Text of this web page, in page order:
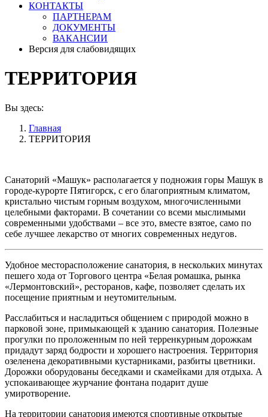
КОНТАКТЫ
ПАРТНЕРАМ
ДОКУМЕНТЫ
ВАКАНСИИ
Версия для слабовидящих
ТЕРРИТОРИЯ
Вы здесь:
Главная
ТЕРРИТОРИЯ
Санаторий «Машук» располагается у подножия горы Машук в
городе-курорте Пятигорск, с его благоприятным климатом,
кристально чистым горным воздухом, многочисленными
целебными факторами. В сочетании со всеми мыслимыми
современными удобствами – все это, вместе взятое, само по
себе лучшее лекарство от многих современных недугов.
Удобное месторасположение санатория, в нескольких минутах
пешего хода от Торгового центра «Белая ромашка, рынка
«Лермонтовский», ресторанов, кафе, позволяет сделать их
посещение приятным и неутомительным.
Расслабиться и насладиться общением с природой можно в
парковой зоне, примыкающей к зданию санатория. Полезные
прогулки по проложенным по ней терренкурным дорожкам
придадут заряд бодрости и хорошего настроения. Территория
озеленена декоративными кустарниками, разбиты цветники.
Дорожки оборудованы беседками и скамейками для отдыха. А
успокаивающее журчание фонтана подарит душе
умиротворение.
На территории санатория имеются спортивные открытые